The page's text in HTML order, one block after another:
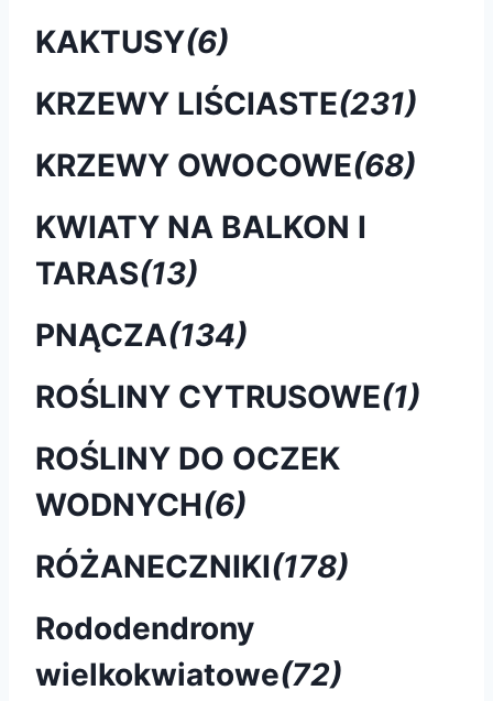
KAKTUSY(6)
KRZEWY LIŚCIASTE(231)
KRZEWY OWOCOWE(68)
KWIATY NA BALKON I
TARAS(13)
PNĄCZA(134)
ROŚLINY CYTRUSOWE(1)
ROŚLINY DO OCZEK
WODNYCH(6)
RÓŻANECZNIKI(178)
Rododendrony
wielkokwiatowe(72)